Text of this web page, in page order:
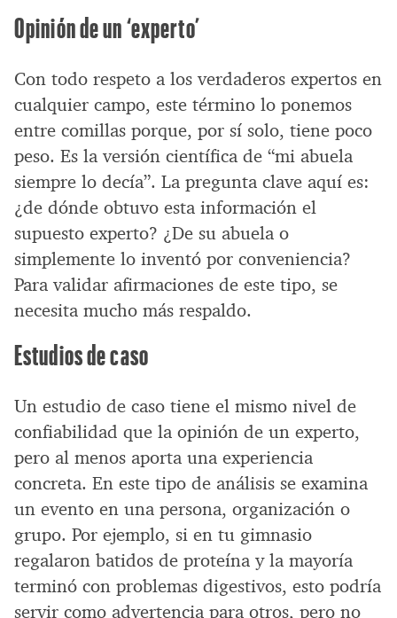
Opinión de un ‘experto’
Con todo respeto a los verdaderos expertos en
cualquier campo, este término lo ponemos
entre comillas porque, por sí solo, tiene poco
peso. Es la versión científica de “mi abuela
siempre lo decía”. La pregunta clave aquí es:
¿de dónde obtuvo esta información el
supuesto experto? ¿De su abuela o
simplemente lo inventó por conveniencia?
Para validar afirmaciones de este tipo, se
necesita mucho más respaldo.
Estudios de caso
Un estudio de caso tiene el mismo nivel de
confiabilidad que la opinión de un experto,
pero al menos aporta una experiencia
concreta. En este tipo de análisis se examina
un evento en una persona, organización o
grupo. Por ejemplo, si en tu gimnasio
regalaron batidos de proteína y la mayoría
terminó con problemas digestivos, esto podría
servir como advertencia para otros, pero no